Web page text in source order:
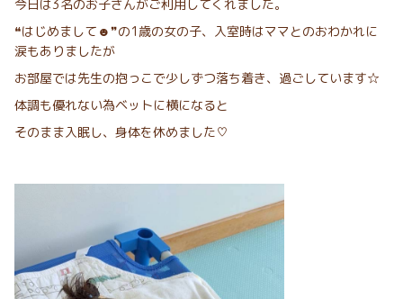
今日は3名のお子さんがご利用してくれました。
❝はじめまして☻❞の1歳の女の子、入室時はママとのおわかれに
涙もありましたが
お部屋では先生の抱っこで少しずつ落ち着き、過ごしています☆
体調も優れない為ベットに横になると
そのまま入眠し、身体を休めました♡